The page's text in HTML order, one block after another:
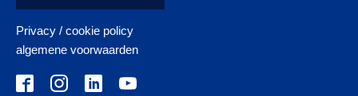
Privacy / cookie policy
algemene voorwaarden